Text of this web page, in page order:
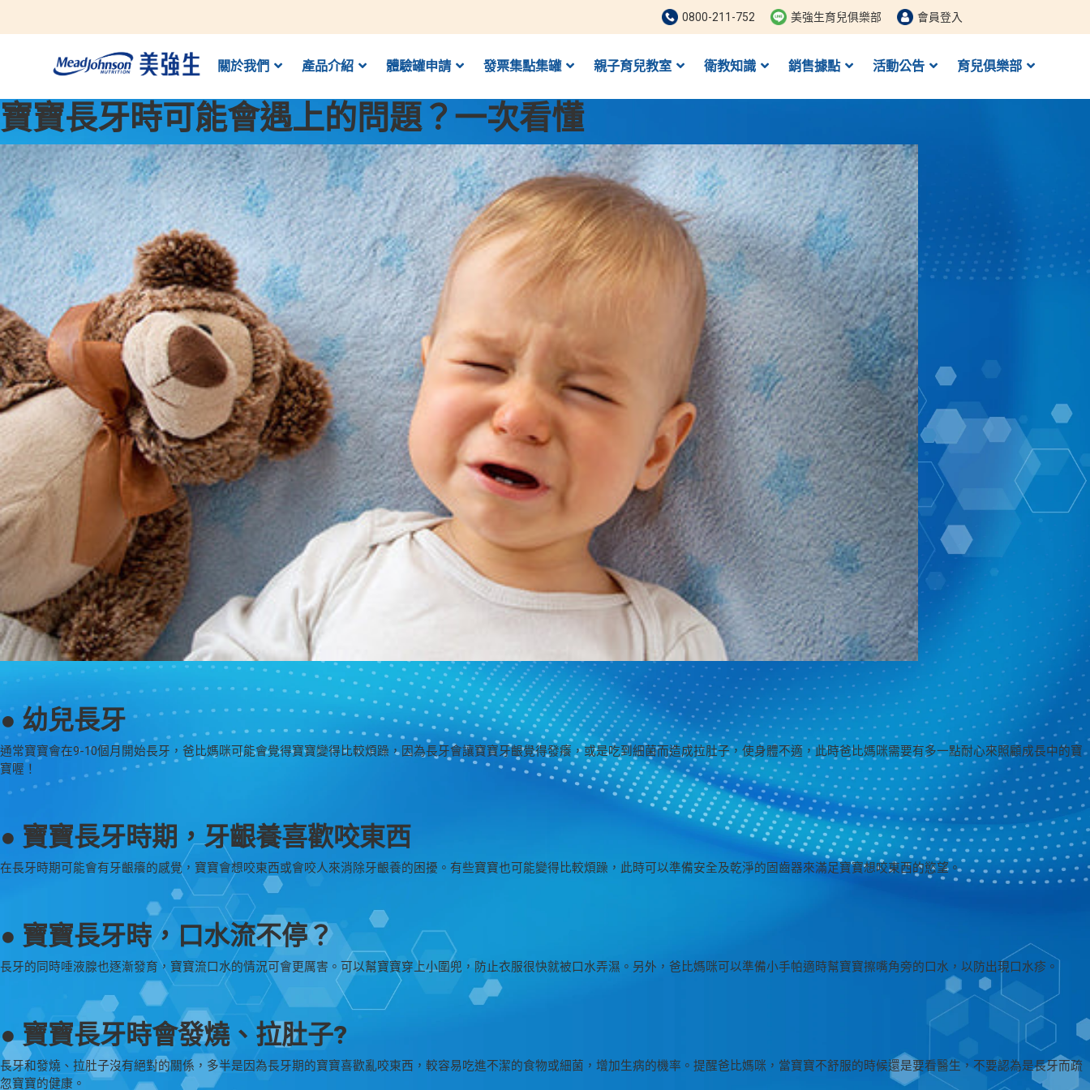
0800-211-752 美強生育兒俱樂部 會員登入
關於我們 產品介紹 體驗罐申請 發票集點集罐 親子育兒教室 衛教知識 銷售據點 活動公告 育兒俱樂部
寶寶長牙時可能會遇上的問題？一次看懂
● 幼兒長牙
通常寶寶會在9-10個月開始長牙，爸比媽咪可能會覺得寶寶變得比較煩躁，因為長牙會讓寶寶牙齦覺得發癢，或是吃到細菌而造成拉肚子，使身體不適，此時爸比媽咪需要有多一點耐心來照顧成長中的寶
寶喔！
● 寶寶長牙時期，牙齦養喜歡咬東西
在長牙時期可能會有牙齦癢的感覺，寶寶會想咬東西或會咬人來消除牙齦養的困擾。有些寶寶也可能變得比較煩躁，此時可以準備安全及乾淨的固齒器來滿足寶寶想咬東西的慾望。
● 寶寶長牙時，口水流不停？
長牙的同時唾液腺也逐漸發育，寶寶流口水的情況可會更厲害。可以幫寶寶穿上小圍兜，防止衣服很快就被口水弄濕。另外，爸比媽咪可以準備小手帕適時幫寶寶擦嘴角旁的口水，以防出現口水疹。
● 寶寶長牙時會發燒、拉肚子?
長牙和發燒、拉肚子沒有絕對的關係，多半是因為長牙期的寶寶喜歡亂咬東西，較容易吃進不潔的食物或細菌，增加生病的機率。提醒爸比媽咪，當寶寶不舒服的時候還是要看醫生，不要認為是長牙而疏
忽寶寶的健康。